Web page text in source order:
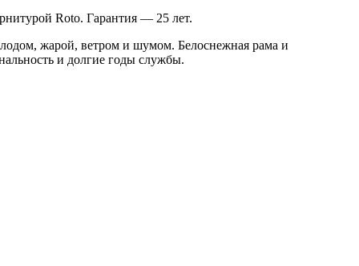
Roto. Гарантия — 25 лет.
жарой, ветром и шумом. Белоснежная рама и
и долгие годы службы.